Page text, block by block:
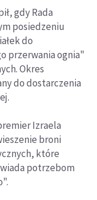
gdy Rada
posiedzeniu
do
przerwania ognia"
Okres
do dostarczenia
Izraela
broni
które
potrzebom